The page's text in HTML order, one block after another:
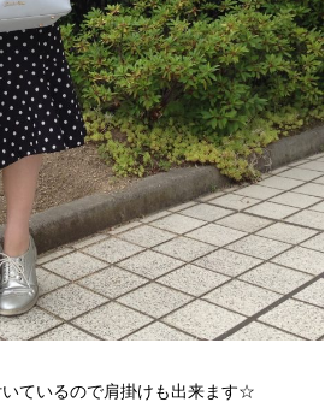
ているので肩掛けも出来ます☆